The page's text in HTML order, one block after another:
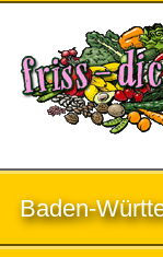
Baden-